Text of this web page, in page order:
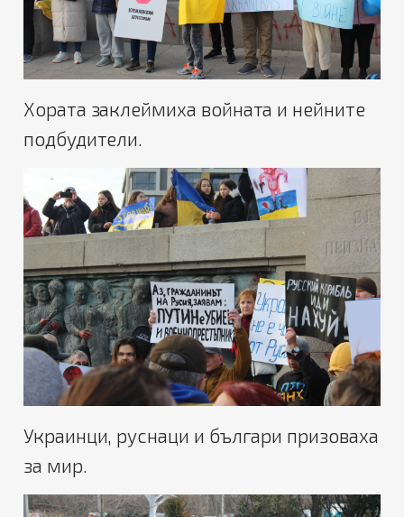
Хората заклеймиха войната и нейните
подбудители.
Украинци, руснаци и българи призоваха
за мир.